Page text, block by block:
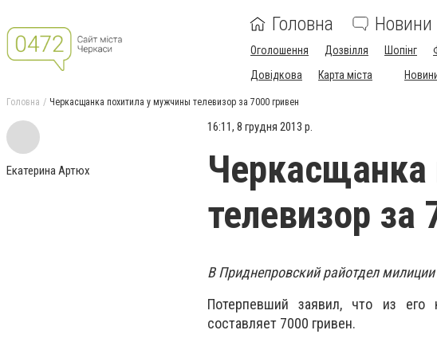
Головна Новини
Оголошення Дозвілля Шопінг
Довідкова
Карта міста
Головна Черкасщанка похитила у мужчины телевизор за 7000 гривен
Екатерина Артюх
16:11, 8 грудня 2013 р.
телевизор за
В Приднепровский райотдел
Потерпевший заявил, что из его
составляет 7000 гривен.